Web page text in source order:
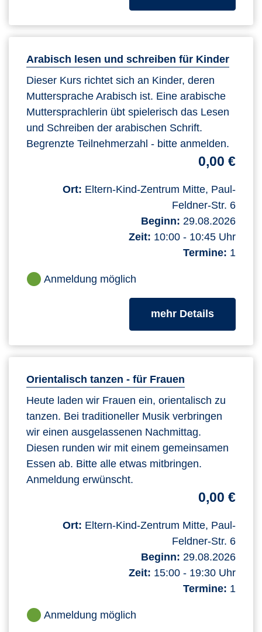
Arabisch lesen und schreiben für Kinder
Dieser Kurs richtet sich an Kinder, deren
Muttersprache Arabisch ist. Eine arabische
Muttersprachlerin übt spielerisch das Lesen
und Schreiben der arabischen Schrift.
Begrenzte Teilnehmerzahl - bitte anmelden.
0,00 €
Ort: Eltern-Kind-Zentrum Mitte, Paul-
Feldner-Str. 6
Beginn: 29.08.2026
Zeit: 10:00 - 10:45 Uhr
Termine: 1
Anmeldung möglich
mehr Detailszum
Orientalisch tanzen - für Frauen
Heute laden wir Frauen ein, orientalisch zu
tanzen. Bei traditioneller Musik verbringen
wir einen ausgelassenen Nachmittag.
Diesen runden wir mit einem gemeinsamen
Essen ab. Bitte alle etwas mitbringen.
Anmeldung erwünscht.
0,00 €
Ort: Eltern-Kind-Zentrum Mitte, Paul-
Feldner-Str. 6
Beginn: 29.08.2026
Zeit: 15:00 - 19:30 Uhr
Termine: 1
Anmeldung möglich